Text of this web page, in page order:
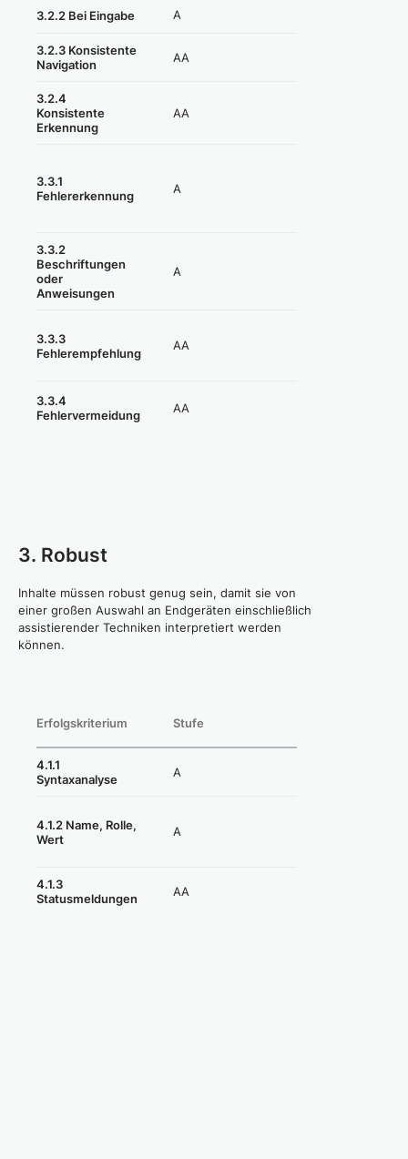
3.2.2 Bei Eingabe A
3.2.3 Konsistente
Navigation
AA
3.2.4
Konsistente
Erkennung
AA
3.3.1
Fehlererkennung
A
3.3.2
Beschriftungen
oder
Anweisungen
A
3.3.3
Fehlerempfehlung
AA
3.3.4
Fehlervermeidung
AA
3. Robust
Inhalte müssen robust genug sein, damit sie von
einer großen Auswahl an Endgeräten einschließlich
assistierender Techniken interpretiert werden
können.
Erfolgskriterium Stufe
4.1.1
Syntaxanalyse
A
4.1.2 Name, Rolle,
Wert
A
4.1.3
Statusmeldungen
AA